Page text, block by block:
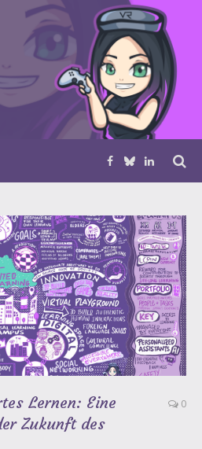
Facebook
BlueskyLinkedIn
Lernen: Eine
Zukunft des
0